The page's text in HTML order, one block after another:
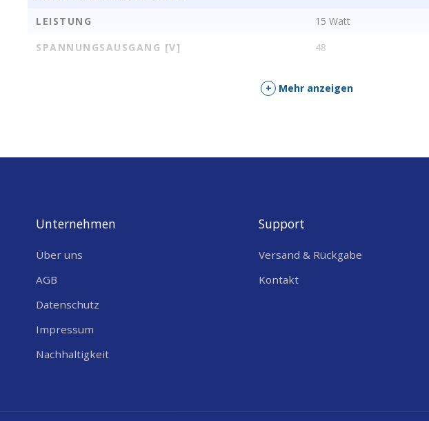
Lieferumfang
1x PoE Adapter
1x Stromkabel mit T13-Stecker
LEISTUNG
15 Watt
SPANNUNGSAUSGANG [V]
48
+ Mehr anzeigen
Unternehmen
Über uns
AGB
Datenschutz
Impressum
Nachhaltigkeit
Support
Versand & Rückgabe
Kontakt